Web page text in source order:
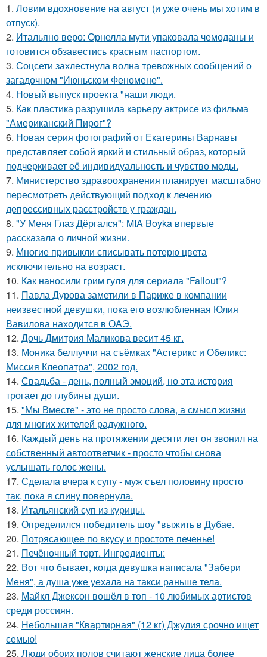
1. Ловим вдохновение на август (и уже очень мы хотим в
отпуск).
2. Итальяно веро: Орнелла мути упаковала чемоданы и
готовится обзавестись красным паспортом.
3. Соцсети захлестнула волна тревожных сообщений о
загадочном "Июньском Феномене".
4. Новый выпуск проекта "наши люди.
5. Как пластика разрушила карьеру актрисе из фильма
"Американский Пирог"?
6. Новая серия фотографий от Екатерины Варнавы
представляет собой яркий и стильный образ, который
подчеркивает её индивидуальность и чувство моды.
7. Министерство здравоохранения планирует масштабно
пересмотреть действующий подход к лечению
депрессивных расстройств у граждан.
8. "У Меня Глаз Дёргался": MIA Boyka впервые
рассказала о личной жизни.
9. Многие привыкли списывать потерю цвета
исключительно на возраст.
10. Как наносили грим гуля для сериала "Fallout"?
11. Павла Дурова заметили в Париже в компании
неизвестной девушки, пока его возлюбленная Юлия
Вавилова находится в ОАЭ.
12. Дочь Дмитрия Маликова весит 45 кг.
13. Моника беллуччи на съёмках "Астерикс и Обеликс:
Миссия Клеопатра", 2002 год.
14. Свадьба - день, полный эмоций, но эта история
трогает до глубины души.
15. "Мы Вместе" - это не просто слова, а смысл жизни
для многих жителей радужного.
16. Каждый день на протяжении десяти лет он звонил на
собственный автоответчик - просто чтобы снова
услышать голос жены.
17. Сделала вчера к супу - муж съел половину просто
так, пока я спину повернула.
18. Итальянский суп из курицы.
19. Определился победитель шоу "выжить в Дубае.
20. Потрясающее по вкусу и простоте печенье!
21. Печёночный торт. Ингредиенты:
22. Вот что бывает, когда девушка написала "Забери
Меня", а душа уже уехала на такси раньше тела.
23. Майкл Джексон вошёл в топ - 10 любимых артистов
среди россиян.
24. Небольшая "Квартирная" (12 кг) Джулия срочно ищет
семью!
25. Люди обоих полов считают женские лица более